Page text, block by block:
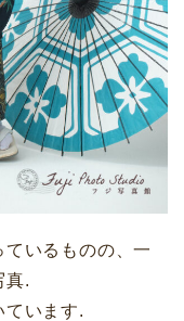
いるものの、一
真.
ています.